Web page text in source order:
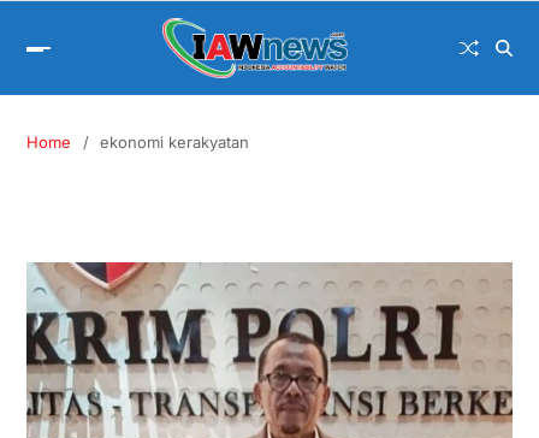
Home ekonomi kerakyatan